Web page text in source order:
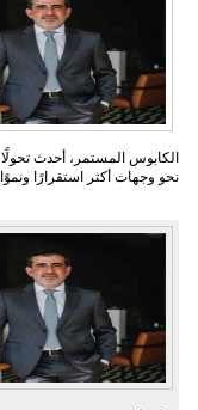
الكابوس المستمر، أحدث
نحو وجهات أكثر استقرارًا